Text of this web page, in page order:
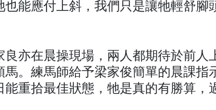
也能應付上斜，我們只是讓牠輕舒腳
良亦在晨操現場，兩人都期待於前人
馬。練馬師給予梁家俊簡單的晨課指
能重拾最佳狀態，牠是真的有勝算，